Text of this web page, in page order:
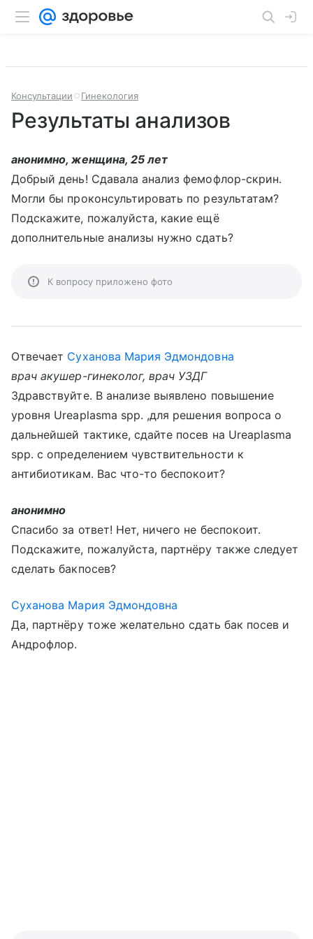
Консультации Гинекология
Результаты анализов
анонимно, женщина, 25 лет
Добрый день! Сдавала анализ фемофлор-скрин.
Могли бы проконсультировать по результатам?
Подскажите, пожалуйста, какие ещё
дополнительные анализы нужно сдать?
К вопросу приложено фото
Отвечает Суханова Мария Эдмондовна
врач акушер-гинеколог, врач УЗДГ
Здравствуйте. В анализе выявлено повышение
уровня Ureaplasma spp. ,для решения вопроса о
дальнейшей тактике, сдайте посев на Ureaplasma
spp. с определением чувствительности к
антибиотикам. Вас что-то беспокоит?
анонимно
Спасибо за ответ! Нет, ничего не беспокоит.
Подскажите, пожалуйста, партнёру также следует
сделать бакпосев?
Суханова Мария Эдмондовна
Да, партнёру тоже желательно сдать бак посев и
Андрофлор.